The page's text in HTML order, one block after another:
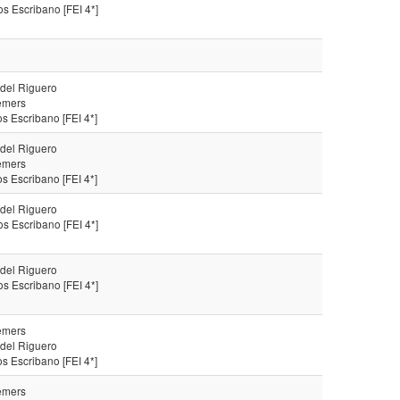
Escribano [FEI 4*]
Riguero
Escribano [FEI 4*]
Riguero
Escribano [FEI 4*]
Riguero
Escribano [FEI 4*]
Riguero
Escribano [FEI 4*]
Riguero
Escribano [FEI 4*]